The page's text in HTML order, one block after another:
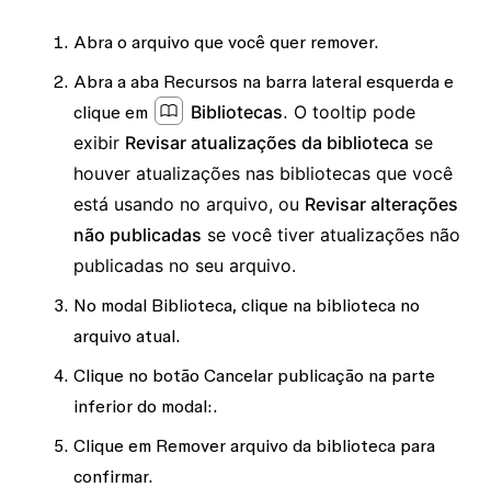
Abra o arquivo que você quer remover.
Abra a aba Recursosna barra lateral esquerda e
clique em
Bibliotecas. O tooltip pode
exibir Revisar atualizações da biblioteca se
houver atualizações nas bibliotecas que você
está usando no arquivo, ou Revisar alterações
não publicadas se você tiver atualizações não
publicadas no seu arquivo.
No modal Biblioteca, clique na biblioteca no
arquivo atual.
Clique no botão Cancelar publicação na parte
inferior do modal:.
Clique em Remover arquivo da bibliotecapara
confirmar.